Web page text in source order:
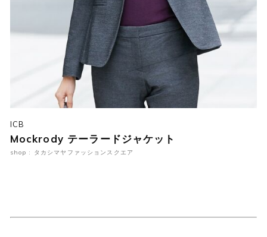
ICB
Mockrody テーラードジャケット
shop : タカシマヤファッションスクエア